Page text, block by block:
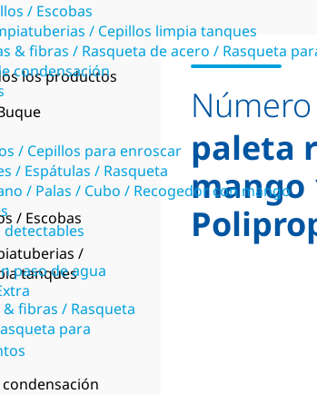
/ Escobas
/ Cepillos limpia tanques
& fibras / Rasqueta de acero / Rasqueta
condensación
/ Cepillos para enroscar
/ Espátulas / Rasqueta
/ Palas / Cubo / Recogedor con mango
paso de agua
los productos
/ Escobas
/
tanques
fibras / Rasqueta
para
paleta
mango